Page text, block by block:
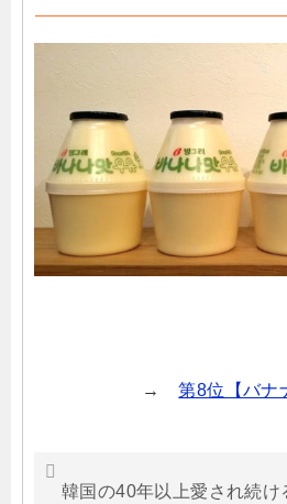
→ 第8位【バナ
韓国の40年以上愛され続け